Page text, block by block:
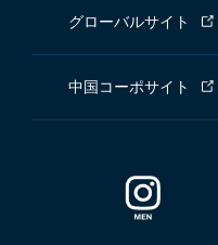
グローバルサイト
中国コーポサイト